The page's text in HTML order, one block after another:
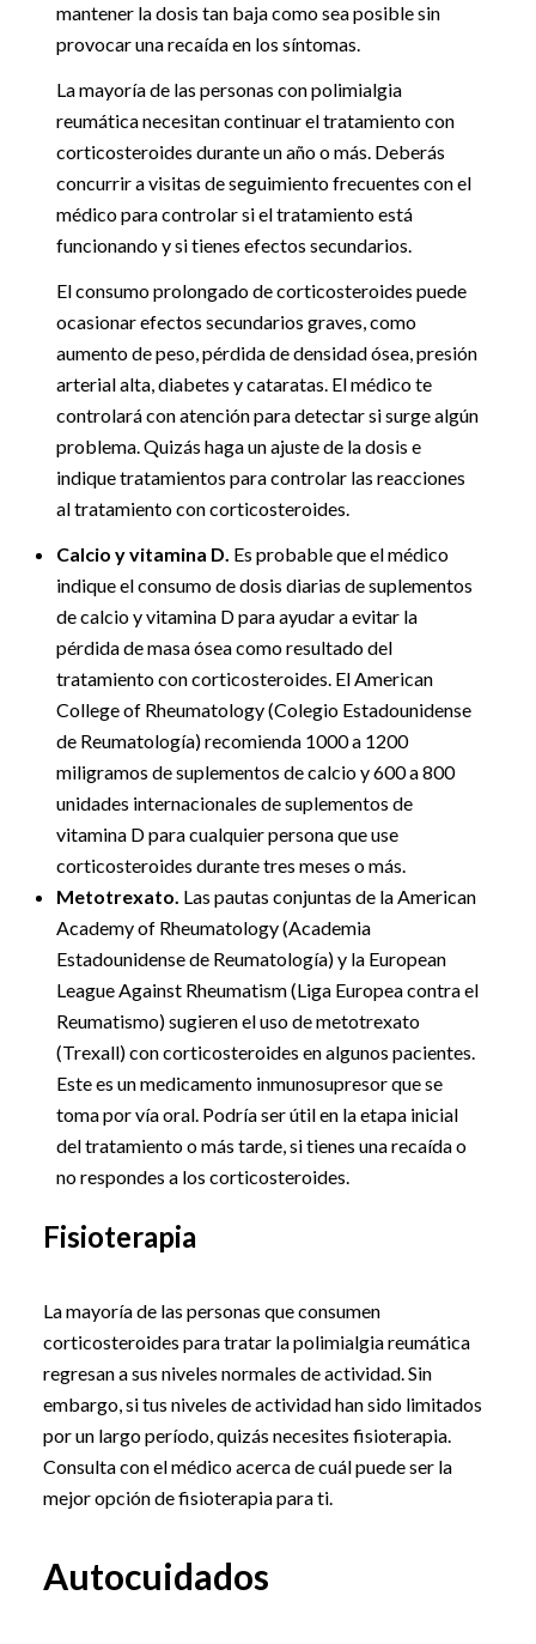
mantener la dosis tan baja como sea posible sin
provocar una recaída en los síntomas.
La mayoría de las personas con polimialgia
reumática necesitan continuar el tratamiento con
corticosteroides durante un año o más. Deberás
concurrir a visitas de seguimiento frecuentes con el
médico para controlar si el tratamiento está
funcionando y si tienes efectos secundarios.
El consumo prolongado de corticosteroides puede
ocasionar efectos secundarios graves, como
aumento de peso, pérdida de densidad ósea, presión
arterial alta, diabetes y cataratas. El médico te
controlará con atención para detectar si surge algún
problema. Quizás haga un ajuste de la dosis e
indique tratamientos para controlar las reacciones
al tratamiento con corticosteroides.
Calcio y vitamina D. Es probable que el médico
indique el consumo de dosis diarias de suplementos
de calcio y vitamina D para ayudar a evitar la
pérdida de masa ósea como resultado del
tratamiento con corticosteroides. El American
College of Rheumatology (Colegio Estadounidense
de Reumatología) recomienda 1000 a 1200
miligramos de suplementos de calcio y 600 a 800
unidades internacionales de suplementos de
vitamina D para cualquier persona que use
corticosteroides durante tres meses o más.
Metotrexato. Las pautas conjuntas de la American
Academy of Rheumatology (Academia
Estadounidense de Reumatología) y la European
League Against Rheumatism (Liga Europea contra el
Reumatismo) sugieren el uso de metotrexato
(Trexall) con corticosteroides en algunos pacientes.
Este es un medicamento inmunosupresor que se
toma por vía oral. Podría ser útil en la etapa inicial
del tratamiento o más tarde, si tienes una recaída o
no respondes a los corticosteroides.
Fisioterapia
La mayoría de las personas que consumen
corticosteroides para tratar la polimialgia reumática
regresan a sus niveles normales de actividad. Sin
embargo, si tus niveles de actividad han sido limitados
por un largo período, quizás necesites fisioterapia.
Consulta con el médico acerca de cuál puede ser la
mejor opción de fisioterapia para ti.
Autocuidados